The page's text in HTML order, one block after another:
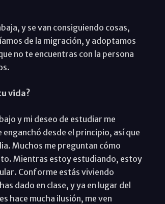
y se van consiguiendo cosas,
de la migración, y adoptamos
no te encuentras con la persona
vida?
y mi deseo de estudiar me
desde el principio, así que
Muchos me preguntan cómo
Mientras estoy estudiando, estoy
Conforme estás viviendo
dado en clase, y ya en lugar del
hace mucha ilusión, me ven